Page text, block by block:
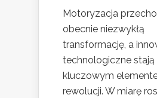
Motoryzacja
obecnie niezwykłą
transformację, a
technologiczne stają
kluczowym
rewolucji. W miarę